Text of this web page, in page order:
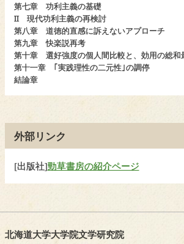
第七章 功利主義の基礎
II 現代功利主義の再検討
第八章 道徳的直感に訴えないアプローチ
第九章 快楽説再考
第十章 選好強度の個人間比較と、効用の総和
第十一章 ｢実践理性の二元性｣の調停
結論章
外部リンク
[出版社]勁草書房の紹介ページ
北海道大学大学院文学研究院